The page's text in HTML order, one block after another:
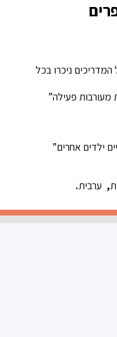
ניכרו בכל
פעילה”
ילדים אחרים”
, ערבית.